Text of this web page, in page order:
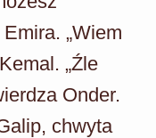
„Wiem
„Źle
Onder.
chwyta